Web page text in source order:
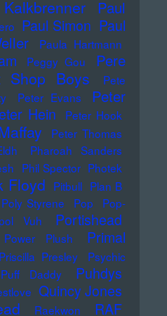
Paul
Paul Simon Paul
Paula Hartmann
Peggy Gou
Pere
Shop Boys
Pete
Peter Evans
Peter
Hein
Peter Hook
Peter Thomas
Pharoah Sanders
Phil Spector Photek
Floyd Pitbull Plan B
Poly Styrene Pop
Pop-
Vuh Portishead
Power Plush
Primal
Priscilla Presley
Psychic
Puff Daddy
Puhdys
Quincy Jones
Raekwon RAF